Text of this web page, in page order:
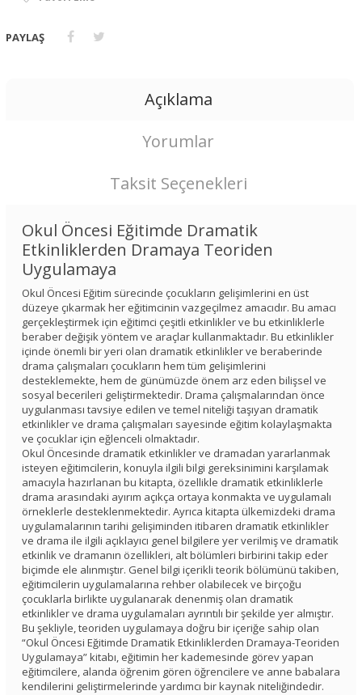
PAYLAŞ
Açıklama
Yorumlar
Taksit Seçenekleri
Okul Öncesi Eğitimde Dramatik
Etkinliklerden Dramaya Teoriden
Uygulamaya
Okul Öncesi Eğitim sürecinde çocukların gelişimlerini en üst
düzeye çıkarmak her eğitimcinin vazgeçilmez amacıdır. Bu amacı
gerçekleştirmek için eğitimci çeşitli etkinlikler ve bu etkinliklerle
beraber değişik yöntem ve araçlar kullanmaktadır. Bu etkinlikler
içinde önemli bir yeri olan dramatik etkinlikler ve beraberinde
drama çalışmaları çocukların hem tüm gelişimlerini
desteklemekte, hem de günümüzde önem arz eden bilişsel ve
sosyal becerileri geliştirmektedir. Drama çalışmalarından önce
uygulanması tavsiye edilen ve temel niteliği taşıyan dramatik
etkinlikler ve drama çalışmaları sayesinde eğitim kolaylaşmakta
ve çocuklar için eğlenceli olmaktadır.
Okul Öncesinde dramatik etkinlikler ve dramadan yararlanmak
isteyen eğitimcilerin, konuyla ilgili bilgi gereksinimini karşılamak
amacıyla hazırlanan bu kitapta, özellikle dramatik etkinliklerle
drama arasındaki ayırım açıkça ortaya konmakta ve uygulamalı
örneklerle desteklenmektedir. Ayrıca kitapta ülkemizdeki drama
uygulamalarının tarihi gelişiminden itibaren dramatik etkinlikler
ve drama ile ilgili açıklayıcı genel bilgilere yer verilmiş ve dramatik
etkinlik ve dramanın özellikleri, alt bölümleri birbirini takip eder
biçimde ele alınmıştır. Genel bilgi içerikli teorik bölümünü takiben,
eğitimcilerin uygulamalarına rehber olabilecek ve birçoğu
çocuklarla birlikte uygulanarak denenmiş olan dramatik
etkinlikler ve drama uygulamaları ayrıntılı bir şekilde yer almıştır.
Bu şekliyle, teoriden uygulamaya doğru bir içeriğe sahip olan
“Okul Öncesi Eğitimde Dramatik Etkinliklerden Dramaya-Teoriden
Uygulamaya” kitabı, eğitimin her kademesinde görev yapan
eğitimcilere, alanda öğrenim gören öğrencilere ve anne babalara
kendilerini geliştirmelerinde yardımcı bir kaynak niteliğindedir.